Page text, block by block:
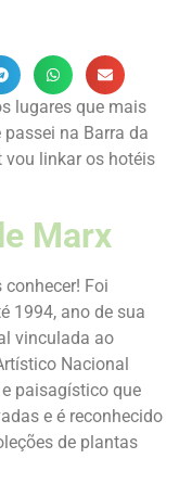
lugares que mais
na Barra da
vou linkar os hotéis
Marx
conhecer! Foi
1994, ano de sua
vinculada ao
Nacional
paisagístico que
e é reconhecido
de plantas